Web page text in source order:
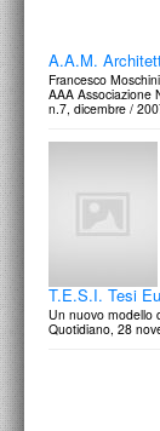
A.A.M.
Francesco
AAA Associazione
n.7, dicembre /
T.E.S.I. Tesi
Un nuovo modello
Quotidiano, 28